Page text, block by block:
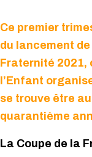
Ce premier
du lancement
Fraternité 2021,
l’Enfant
se trouve être
quarantième
La Coupe de la